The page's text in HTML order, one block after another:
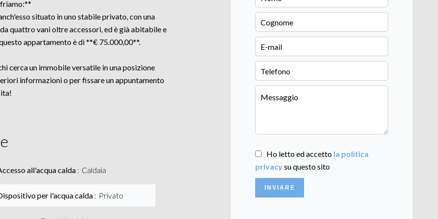
situato in uno stabile privato, con una
quattro vani oltre accessori, ed è già abitabile e
appartamento è di **€ 75.000,00**.
cerca un immobile versatile in una posizione
informazioni o per fissare un appuntamento
all'acqua calda Caldaia
per l'acqua calda Privato
Ho letto ed accetto la politica
privacysu questo sito
INVIARE